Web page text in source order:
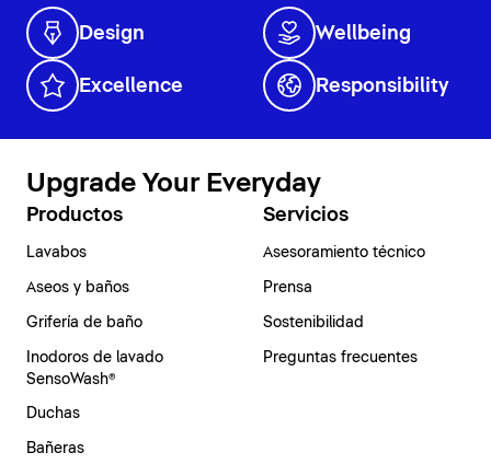
Design Wellbeing
Excellence Responsibility
Upgrade Your Everyday
Productos
Lavabos
Aseos y baños
Grifería de baño
Inodoros de lavado
SensoWash®
Duchas
Bañeras
Servicios
Asesoramiento técnico
Prensa
Sostenibilidad
Preguntas frecuentes